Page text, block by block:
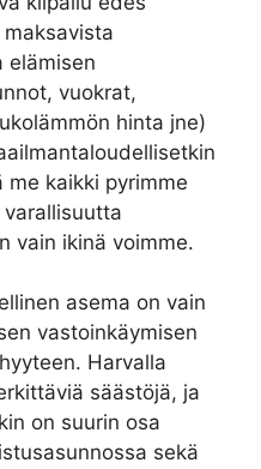
elämisen
vuokrat,
hinta jne)
kaikki pyrimme
vain ikinä voimme.
asema on vain
vastoinkäymisen
Harvalla
säästöjä, ja
on suurin osa
sekä